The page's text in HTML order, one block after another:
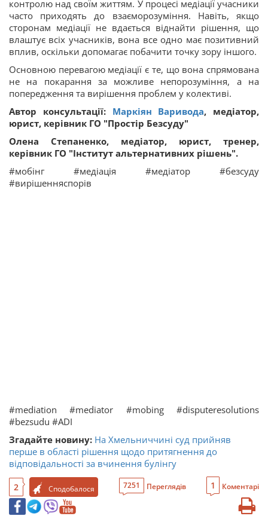
контролю над своїм життям. У процесі медіації учасники
часто приходять до взаєморозуміння. Навіть, якщо
сторонам медіації не вдається віднайти рішення, що
влаштує всіх учасників, вона все одно має позитивний
вплив, оскільки допомагає побачити точку зору іншого.
Основною перевагою медіації є те, що вона спрямована
не на покарання за можливе непорозуміння, а на
попередження та вирішення проблем у колективі.
Автор консультації: Маркіян Варивода, медіатор,
юрист, керівник ГО "Простір Безсуду"
Олена Степаненко, медіатор, юрист, тренер,
керівник ГО "Інститут альтернативних рішень".
#мобінг #медіація #медіатор #безсуду
#вирішенняспорів
#mediation #mediator #mobing #disputeresolutions
#bezsudu #ADI
Згадайте новину: На Хмельниччині суд прийняв
перше в області рішення щодо притягнення до
відповідальності за вчинення булінгу
2 Сподобалося 7251 Переглядів 1 Коментарі